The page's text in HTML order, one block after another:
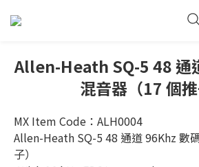
Allen-Heath SQ-5 48 通
混音器（17 個推
MX Item Code：ALH0004
Allen-Heath SQ-5 48 通道 96Khz 數
子）